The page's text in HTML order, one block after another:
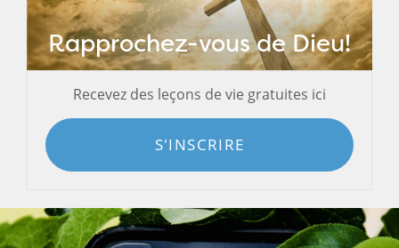
Rapprochez-vous de Dieu!
Recevez des leçons de vie gratuites ici
S'INSCRIRE